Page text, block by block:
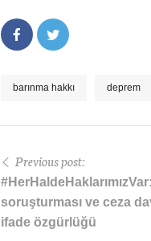
barınma hakkı deprem
Previous post:
soruşturması ve ceza
ifade özgürlüğü